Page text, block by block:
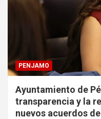
PENJAMO
Ayuntamiento de
transparencia y la
nuevos acuerdos